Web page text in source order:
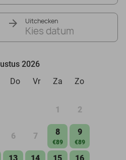
Uitchecken
Kies datum
2026
Do Vr Za Zo
1 2
6 7 8
€89
9
€89